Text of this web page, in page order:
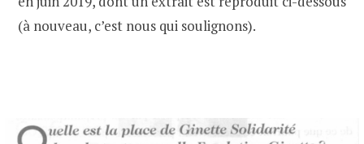
(à nouveau, c’est nous qui soulignons).